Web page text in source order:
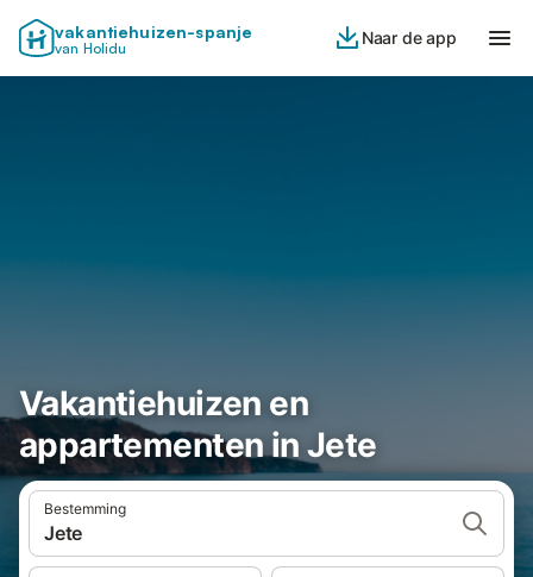
vakantiehuizen-spanje
van Holidu
Naar de app
Vakantiehuizen en
appartementen in Jete
Bestemming
Jete